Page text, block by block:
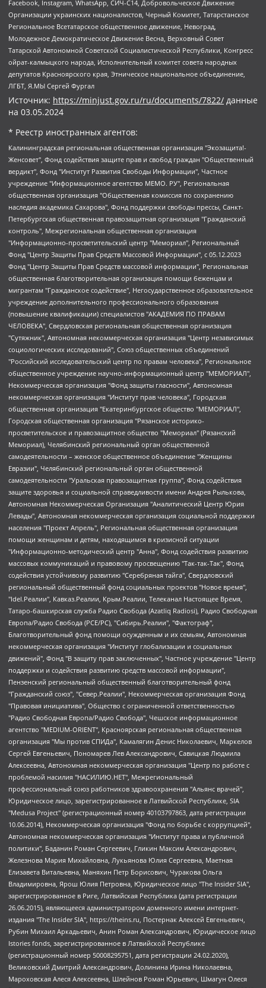
Facebook, Instagram, WhatsApp, СИЧ-С14, Добровольческое Движение
Организации украинских националистов, Черный Комитет, Татарстанское
Региональное Всетатарское общественное движение, Невоград,
Молодежное Демократическое Движение Весна, Верховный Совет
Татарской Автономной Советской Социалистической Республики, Конгресс
ойрат-калмыцкого народа, Исполнительный комитет совета народных
депутатов Красноярского края, Этническое национальное объединение,
ЛГБТ, Я.МЫ Сергей Фургал
Источник: https://minjust.gov.ru/ru/documents/7822/ данные
на 03.05.2024
* Реестр иностранных агентов:
Калининградская региональная общественная организация "Экозащита!-Женсовет", Фонд содействия защите прав и свобод граждан "Общественный вердикт", Фонд "Институт Развития Свободы Информации", Частное учреждение "Информационное агентство МЕМО. РУ", Региональная общественная организация "Общественная комиссия по сохранению наследия академика Сахарова", Фонд поддержки свободы прессы, Санкт-Петербургская общественная правозащитная организация "Гражданский контроль", Межрегиональная общественная организация "Информационно-просветительский центр "Мемориал", Региональный Фонд "Центр Защиты Прав Средств Массовой Информации", с 05.12.2023 Фонд "Центр Защиты Прав Средств массовой информации", Региональная общественная благотворительная организация помощи беженцам и мигрантам "Гражданское содействие", Негосударственное образовательное учреждение дополнительного профессионального образования (повышение квалификации) специалистов "АКАДЕМИЯ ПО ПРАВАМ ЧЕЛОВЕКА", Свердловская региональная общественная организация "Сутяжник", Автономная некоммерческая организация "Центр независимых социологических исследований", Союз общественных объединений "Российский исследовательский центр по правам человека", Региональное общественное учреждение научно-информационный центр "МЕМОРИАЛ", Некоммерческая организация "Фонд защиты гласности", Автономная некоммерческая организация "Институт прав человека", Городская общественная организация "Екатеринбургское общество "МЕМОРИАЛ", Городская общественная организация "Рязанское историко-просветительское и правозащитное общество "Мемориал" (Рязанский Мемориал), Челябинский региональный орган общественной самодеятельности – женское общественное объединение "Женщины Евразии", Челябинский региональный орган общественной самодеятельности "Уральская правозащитная группа", Фонд содействия защите здоровья и социальной справедливости имени Андрея Рылькова, Автономная Некоммерческая Организация "Аналитический Центр Юрия Левады", Автономная некоммерческая организация социальной поддержки населения "Проект Апрель", Региональная общественная организация помощи женщинам и детям, находящимся в кризисной ситуации "Информационно-методический центр "Анна", Фонд содействия развитию массовых коммуникаций и правовому просвещению "Так-так-Так", Фонд содействия устойчивому развитию "Серебряная тайга", Свердловский региональный общественный фонд социальных проектов "Новое время", "Idel.Реалии", Кавказ.Реалии, Крым.Реалии, Телеканал Настоящее Время, Татаро-башкирская служба Радио Свобода (Azatliq Radiosi), Радио Свободная Европа/Радио Свобода (PCE/PC), "Сибирь.Реалии", "Фактограф", Благотворительный фонд помощи осужденным и их семьям, Автономная некоммерческая организация "Институт глобализации и социальных движений", Фонд "В защиту прав заключенных", Частное учреждение "Центр поддержки и содействия развитию средств массовой информации", Пензенский региональный общественный благотворительный фонд "Гражданский союз", "Север.Реалии", Некоммерческая организация Фонд "Правовая инициатива", Общество с ограниченной ответственностью "Радио Свободная Европа/Радио Свобода", Чешское информационное агентство "MEDIUM-ORIENT", Красноярская региональная общественная организация "Мы против СПИДа", Камалягин Денис Николаевич, Маркелов Сергей Евгеньевич, Пономарев Лев Александрович, Савицкая Людмила Алексеевна, Автономная некоммерческая организация "Центр по работе с проблемой насилия "НАСИЛИЮ.НЕТ", Межрегиональный профессиональный союз работников здравоохранения "Альянс врачей", Юридическое лицо, зарегистрированное в Латвийской Республике, SIA "Medusa Project" (регистрационный номер 40103797863, дата регистрации 10.06.2014), Некоммерческая организация "Фонд по борьбе с коррупцией", Автономная некоммерческая организация "Институт права и публичной политики", Баданин Роман Сергеевич, Гликин Максим Александрович, Железнова Мария Михайловна, Лукьянова Юлия Сергеевна, Маетная Елизавета Витальевна, Маняхин Петр Борисович, Чуракова Ольга Владимировна, Ярош Юлия Петровна, Юридическое лицо "The Insider SIA", зарегистрированное в Риге, Латвийская Республика (дата регистрации 26.06.2015), являющееся администратором доменного имени интернет-издания "The Insider SIA", https://theins.ru, Постернак Алексей Евгеньевич, Рубин Михаил Аркадьевич, Анин Роман Александрович, Юридическое лицо Istories fonds, зарегистрированное в Латвийской Республике (регистрационный номер 50008295751, дата регистрации 24.02.2020), Великовский Дмитрий Александрович, Долинина Ирина Николаевна, Мароховская Алеся Алексеевна, Шлейнов Роман Юрьевич, Шмагун Олеся Валентиновна, Общество с ограниченной ответственностью "Альтаир 2021", Общество с ограниченной ответственностью "Вега 2021", Общество с ограниченной ответственностью "Главный редактор 2021", Общество с ограниченной ответственностью "Ромашки монолит", Важенков Артем Валерьевич, Ивановская областная общественная организация "Центр гендерных исследований", Гурман Юрий Альбертович, Медиапроект "ОВД-Инфо", Егоров Владимир Владимирович, Жилинский Владимир Александрович, Общество с ограниченной ответственностью "ЗП", Иванова София Юрьевна, Карезина Инна Павловна, Кильтау Екатерина Викторовна, Петров Алексей Викторович, Пискунов Сергей Евгеньевич, Смирнов Сергей Сергеевич, Тихонов Михаил Сергеевич, Общество с ограниченной ответственностью "ЖУРНАЛИСТ-ИНОСТРАННЫЙ АГЕНТ", Арапова Галина Юрьевна, Вольтская Татьяна Анатольевна, Американская компания "Mason G.E.S. Anonymous Foundation" (США), являющаяся владельцем интернет-издания https://mnews.world/, Компания "Stichting Bellingcat", зарегистрированная в Нидерландах (дата регистрации 11.07.2018), Захаров Андрей Вячеславович, Клепиковская Екатерина Дмитриевна, Общество с ограниченной ответственностью "МЕМО", Перл Роман Александрович, Симонов Евгений Алексеевич, Соловьева Елена Анатольевна, Сотников Даниил Владимирович, Сурначева Елизавета Дмитриевна, Автономная некоммерческая организация по защите прав человека и информированию населения "Якутия – Наше Мнение", Общество с ограниченной ответственностью "Москоу диджитал медиа", с 26.01.2023 Общество с ограниченной ответственностью "Чайка Белые сады", Ветошкина Валерия Валерьевна, Заговора Максим Александрович, Межрегиональное общественное движение "Российская ЛГБТ - сеть", Оленичев Максим Владимирович, Павлов Иван Юрьевич, Скворцова Елена Сергеевна, Общество с ограниченной ответственностью "Как бы инагент", Кочетков Игорь Викторович, Общество с ограниченной ответственностью "Честные выборы", Еланчик Олег Александрович, Общество с ограниченной ответственностью "Нобелевский призыв", Гималова Регина Эмилевна, Григорьев Андрей Валерьевич, Григорьева Алина Александровна, Ассоциация по содействию защите прав призывников, альтернативнослужащих и военнослужащих "Правозащитная группа "Гражданин.Армия.Право", Хисамова Регина Фаритовна, Автономная некоммерческая организация по реализации социально-правовых программ "Лилит", Дальневосточное общественное движение "Маяк", Санкт-Петербургская ЛГБТ-инициативная группа "Выход", Инициативная группа ЛГБТ+ "Реверс", Алексеев Андрей Викторович, Бекбулатова Таисия Львовна, Беляев Иван Михайлович, Владыкина Елена Сергеевна, Гельман Марат Александрович, Никульшина Вероника Юрьевна, Толоконникова Надежда Андреевна, Шендерович Виктор Анатольевич, Общество с ограниченной ответственностью "Данное сообщение", Общество с ограниченной ответственностью Издательский дом "Новая глава", Айнбиндер Александра Александровна, Московский комьюнити-центр для ЛГБТ+инициатив, Благотворительный фонд развития филантропии, Deutsche Welle (Германия, Kurt-Schumacher-Strasse 3, 53113 Bonn), Борзунова Мария Михайловна, Воробьев Виктор Викторович, Голубева Анна Львовна, Константинова Алла Михайловна, Малкова Ирина Владимировна, Мурадов Мурад Абдулгалимович, Осетинская Елизавета Николаевна, Понасенков Евгений Николаевич, Ганапольский Матвей Юрьевич, Киселев Евгений Алексеевич, Борухович Ирина Григорьевна, Дремин Иван Тимофеевич, Дубровский Дмитрий Викторович, Красноярская региональная общественная организация поддержки и развития альтернативных образовательных технологий и межкультурных коммуникаций "ИНТЕРРА", Маяковская Екатерина Алексеевна, Фейгин Марк Захарович, Филимонов Андрей Викторович, Дзугкоева Регина Николаевна, Доброхотов Роман Александрович, Дудь Юрий Александрович, Елкин Сергей Владимирович, Кругликов Кирилл Игоревич, Сабунаева Мария Леонидовна, Семенов Алексей Владимирович, Шаинян Карен Багратович, Шульман Екатерина Михайловна, Асафьев Артур Валерьевич, Вахштайн Виктор Семенович, Венедиктов Алексей Алексеевич, Лушникова Екатерина Евгеньевна, Волков Леонид Михайлович, Невзоров Александр Глебович, Пархоменко Сергей Борисович, Сироткин Ярослав Николаевич, Кара-Мурза Владимир Владимирович, Баранова Наталья Владимировна, Гозман Леонид Яковлевич, Кагарлицкий Борис Юльевич, Климарев Михаил Валерьевич, Милов Владимир Станиславович, Автономная некоммерческая организация Краснодарский центр современного искусства "Типография", Моргенштерн Алишер Тагирович, Соболь Любовь Эдуардовна, Общество с ограниченной ответственностью "ЛИЗА НОРМ", Каспаров Гарри Кимович, Ходорковский Михаил Борисович, Общество с ограниченной ответственностью "Апрельские тезисы", Данилович Ирина Брониславовна, Кашин Олег Владимирович, Петров Николай Владимирович, Пивоваров Алексей Владимирович, Соколов Михаил Владимирович, Цветкова Юлия Владимировна, Чичваркин Евгений Александрович, Комитет против пыток/Команда против пыток, Общество с ограниченной ответственностью "Первый научный", Общество с ограниченной ответственностью "Вертолет и ко", Белоцерковская Вероника Борисовна, Кац Максим Евгеньевич, Лазарева Татьяна Юрьевна, Шаведдинов Руслан Табризович, Яшин Илья Валерьевич, Общество с ограниченной ответственностью "Иноагент ААВ", Алешковский Дмитрий Петрович, Альбац Евгения Марковна, Быков Дмитрий Львович, Галямина Юлия Евгеньевна, Лойко Сергей Леонидович, Мартынов Кирилл Константинович, Медведев Сергей Александрович, Крашенинников Федор Геннадиевич, Гордеева Катерина Вл